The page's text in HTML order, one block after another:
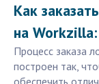
Как
на
Процесс заказа
построен так,